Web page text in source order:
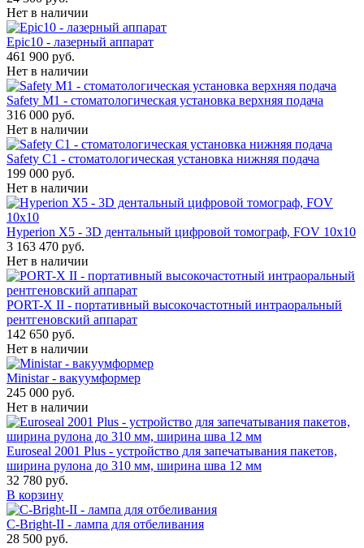
Нет в наличии
Epic10 - лазерный аппарат
461 900 руб.
Нет в наличии
Safety M1 - стоматологическая установка верхняя подача
316 000 руб.
Нет в наличии
Safety C1 - стоматологическая установка нижняя подача
199 000 руб.
Нет в наличии
Hyperion X5 - 3D дентальный цифровой томограф, FOV 10x10
3 163 470 руб.
Нет в наличии
PORT-X II - портативный высокочастотный интраоральный
рентгеновский аппарат
142 650 руб.
Нет в наличии
Ministar - вакуумформер
245 000 руб.
Нет в наличии
Euroseal 2001 Plus - устройство для запечатывания пакетов,
ширина рулона до 310 мм, ширина шва 12 мм
32 780 руб.
В корзину
С-Bright-II - лампа для отбеливания
28 500 руб.